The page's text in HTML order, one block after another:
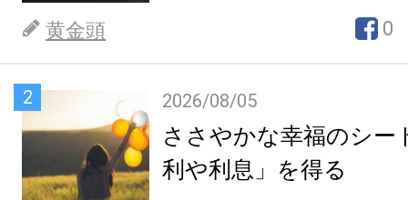
黄金頭 0
2 2026/08/05
ささやかな幸福のシー
利や利息」を得る